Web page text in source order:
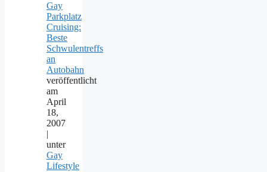
Gay
Parkplatz
Cruising:
Beste
Schwulentreffs
an
Autobahn
veröffentlicht
am
April
18,
2007
|
unter
Gay
Lifestyle